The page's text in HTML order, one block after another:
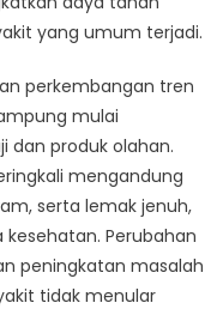
yang umum terjadi.
perkembangan tren
mulai
dan produk olahan.
mengandung
serta lemak jenuh,
Perubahan
peningkatan masalah
tidak menular